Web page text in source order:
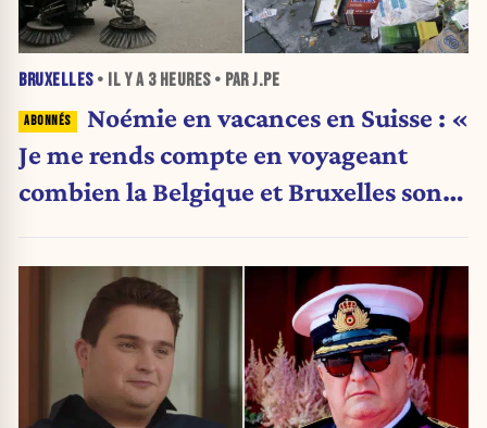
BRUXELLES• IL Y A 3 HEURES• PAR J.PE
Noémie en vacances en Suisse : «
Je me rends compte en voyageant
combien la Belgique et Bruxelles sont